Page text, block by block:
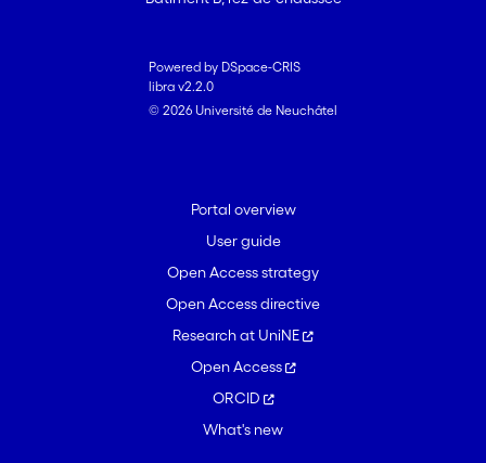
Powered by DSpace-CRIS
libra v2.2.0
© 2026 Université de Neuchâtel
Portal overview
User guide
Open Access strategy
Open Access directive
Research at UniNE
Open Access
ORCID
What's new